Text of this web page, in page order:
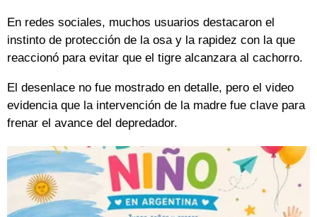
En redes sociales, muchos usuarios destacaron el
instinto de protección de la osa y la rapidez con la que
reaccionó para evitar que el tigre alcanzara al cachorro.
El desenlace no fue mostrado en detalle, pero el video
evidencia que la intervención de la madre fue clave para
frenar el avance del depredador.